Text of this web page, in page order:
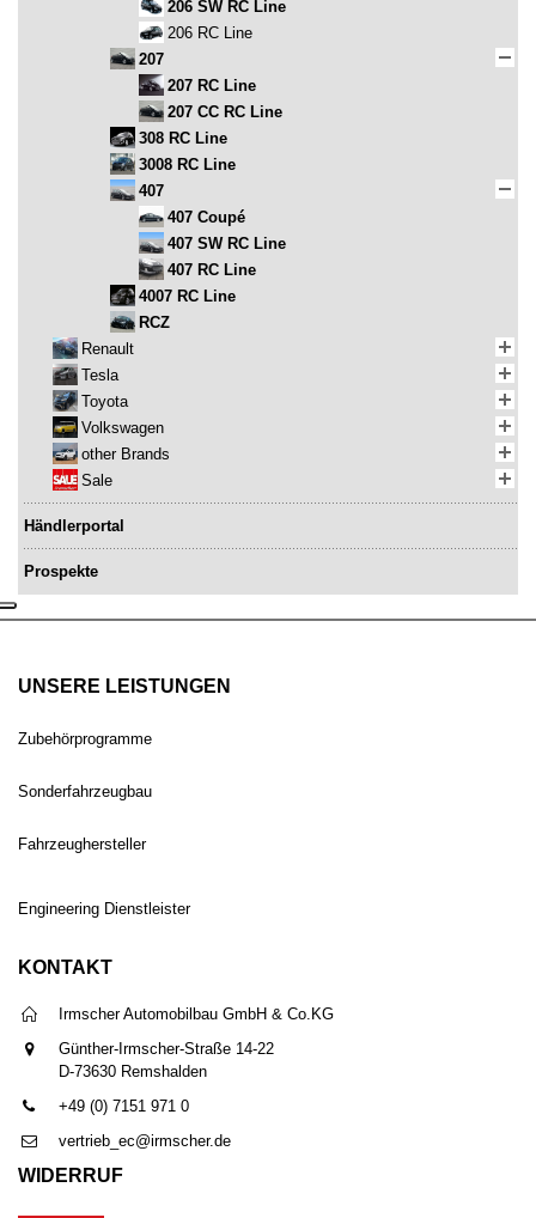
206 SW RC Line
206 RC Line
207
207 RC Line
207 CC RC Line
308 RC Line
3008 RC Line
407
407 Coupé
407 SW RC Line
407 RC Line
4007 RC Line
RCZ
Renault
Tesla
Toyota
Volkswagen
other Brands
Sale
Händlerportal
Prospekte
UNSERE LEISTUNGEN
Zubehörprogramme
Sonderfahrzeugbau
Fahrzeughersteller
Engineering Dienstleister
KONTAKT
Irmscher Automobilbau GmbH & Co.KG
Günther-Irmscher-Straße 14-22
D-73630 Remshalden
+49 (0) 7151 971 0
vertrieb_ec@irmscher.de
WIDERRUF